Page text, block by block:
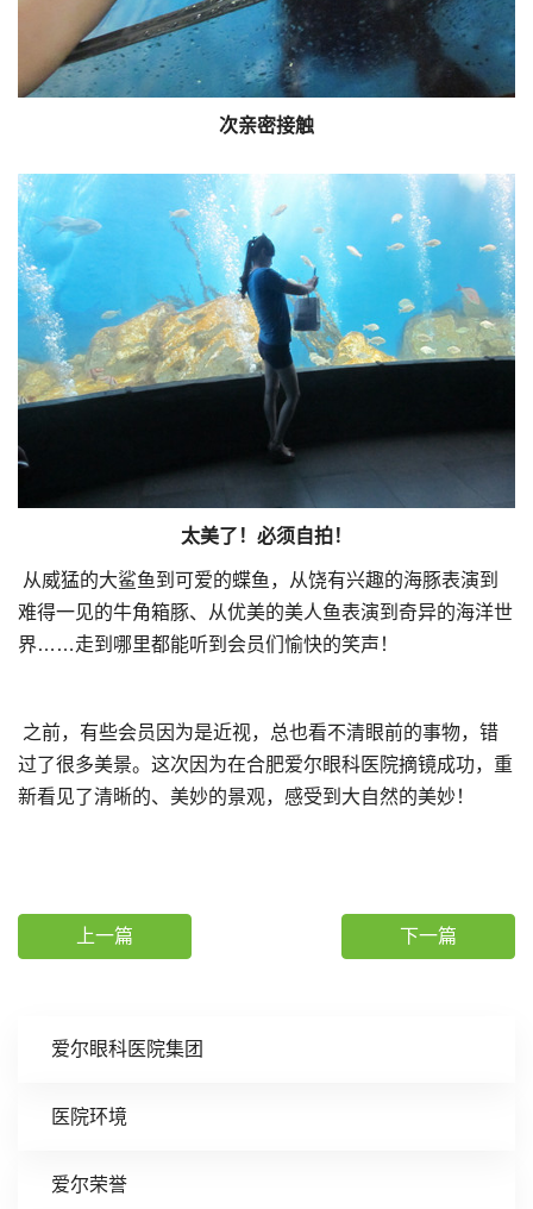
爱尔眼科医院集团
医院环境
爱尔荣誉
次亲密接触
太美了！必须自拍！
从威猛的大鲨鱼到可爱的蝶鱼，从饶有兴趣的海豚表演到
难得一见的牛角箱豚、从优美的美人鱼表演到奇异的海洋世
界……走到哪里都能听到会员们愉快的笑声！
之前，有些会员因为是近视，总也看不清眼前的事物，错
过了很多美景。这次因为在合肥爱尔眼科医院摘镜成功，重
新看见了清晰的、美妙的景观，感受到大自然的美妙！
上一篇 下一篇